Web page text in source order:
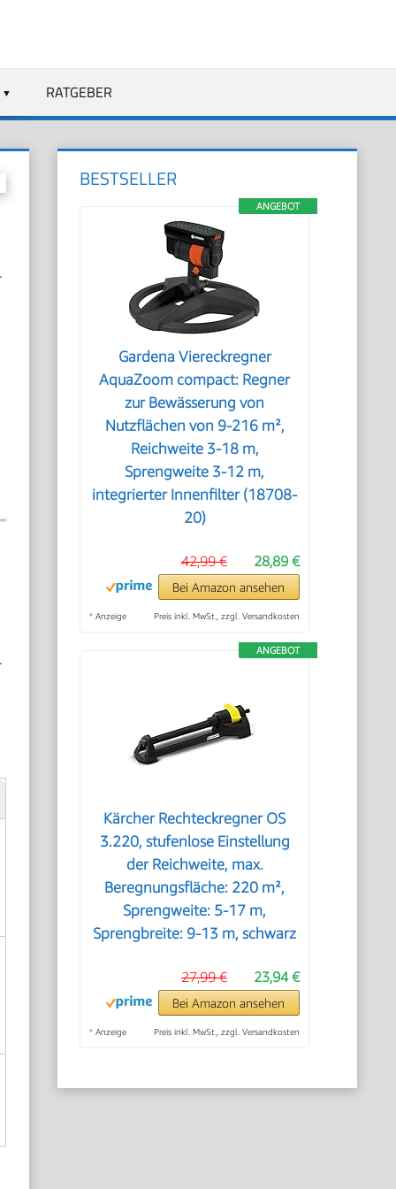
RATGEBER
BESTSELLER
ANGEBOT
Gardena Viereckregner
AquaZoom compact: Regner
zur Bewässerung von
Nutzflächen von 9-216 m²,
Reichweite 3-18 m,
Sprengweite 3-12 m,
integrierter Innenfilter (18708-
20)
28,89 €
42,99 €
Bei Amazon ansehen
* Anzeige Preis inkl. MwSt., zzgl. Versandkosten
ANGEBOT
Kärcher Rechteckregner OS
3.220, stufenlose Einstellung
der Reichweite, max.
Beregnungsfläche: 220 m²,
Sprengweite: 5-17 m,
Sprengbreite: 9-13 m, schwarz
23,94 €
27,99 €
Bei Amazon ansehen
* Anzeige Preis inkl. MwSt., zzgl. Versandkosten